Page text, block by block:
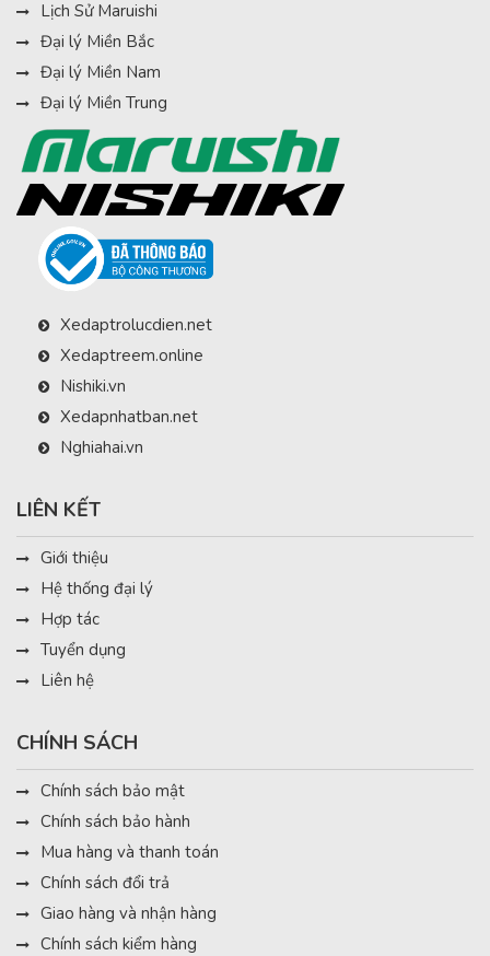
Lịch Sử Maruishi
Đại lý Miền Bắc
Đại lý Miền Nam
Đại lý Miền Trung
Xedaptrolucdien.net
Xedaptreem.online
Nishiki.vn
Xedapnhatban.net
Nghiahai.vn
LIÊN KẾT
Giới thiệu
Hệ thống đại lý
Hợp tác
Tuyển dụng
Liên hệ
CHÍNH SÁCH
Chính sách bảo mật
Chính sách bảo hành
Mua hàng và thanh toán
Chính sách đổi trả
Giao hàng và nhận hàng
Chính sách kiểm hàng